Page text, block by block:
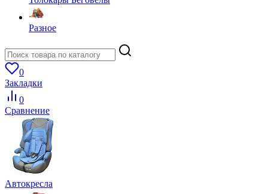
Разное
0
Закладки
0
Сравнение
Автокресла